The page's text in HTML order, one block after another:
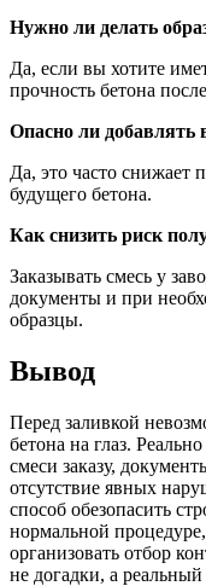
Нужно ли делать
Да, если вы хотите
прочность бетона
Опасно ли добавлять
Да, это часто снижает
будущего бетона.
Как снизить риск
Заказывать смесь у
документы и при
образцы.
Вывод
Перед заливкой
бетона на глаз.
смеси заказу,
отсутствие явных
способ обезопасить
нормальной процедуре,
организовать отбор
не догадки, а реальный